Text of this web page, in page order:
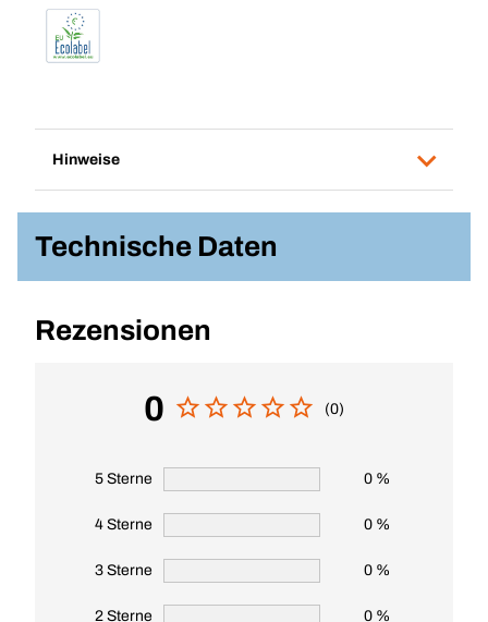
Hinweise
Technische Daten
Rezensionen
0 (0)
5 Sterne 0 %
4 Sterne 0 %
3 Sterne 0 %
2 Sterne 0 %